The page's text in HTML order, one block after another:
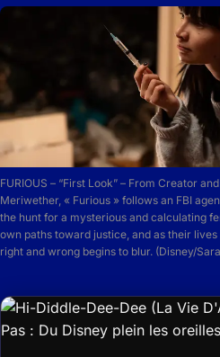
FURIOUS – “First Look” – From Creator
Meriwether, « Furious » follows an FBI
the hunt for a mysterious and calculating
own paths toward justice, and as their
right and wrong begins to blur. (Disney/